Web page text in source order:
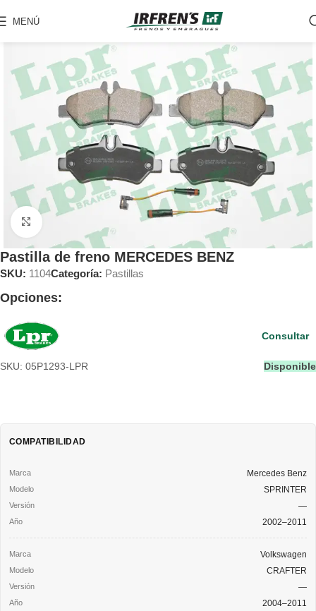
MENÚ
Pastilla de freno MERCEDES BENZ
SKU: 1104Categoría: Pastillas
Opciones:
SKU: 05P1293-LPR Disponible
Consultar
COMPATIBILIDAD
Mercedes Benz
SPRINTER
—
2002–2011
Volkswagen
CRAFTER
—
2004–2011